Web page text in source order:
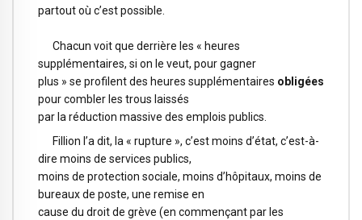
partout où c’est possible.
Chacun voit que derrière les « heures
supplémentaires, si on le veut, pour gagner
plus » se profilent des heures supplémentaires obligées
pour combler les trous laissés
par la réduction massive des emplois publics.
Fillion l’a dit, la « rupture », c’est moins d’état, c’est-à-
dire moins de services publics,
moins de protection sociale, moins d’hôpitaux, moins de
bureaux de poste, une remise en
cause du droit de grève (en commençant par les